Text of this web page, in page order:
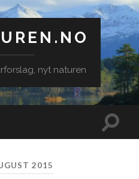
nyt naturen
Veksle
2015